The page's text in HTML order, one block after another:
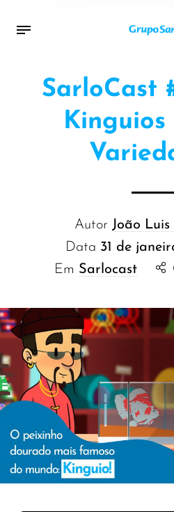
SarloCast
Kinguios
Autor João
Data 31 de
Em Sarlocast